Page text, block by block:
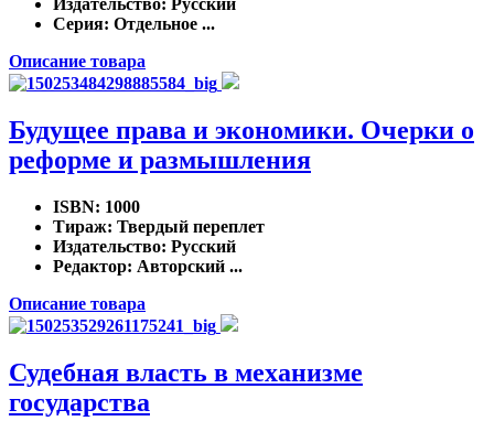
Издательство: Русский
Серия: Отдельное ...
Описание товара
Будущее права и экономики. Очерки о
реформе и размышления
ISBN: 1000
Тираж: Твердый переплет
Издательство: Русский
Редактор: Авторский ...
Описание товара
Судебная власть в механизме
государства